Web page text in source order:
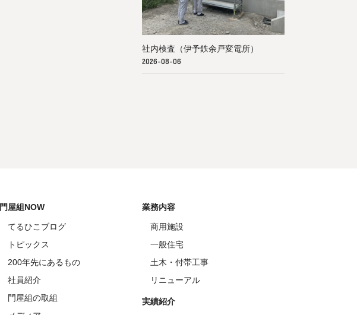
社内検査（伊予鉄余戸変電所）
2026-08-06
門屋組NOW
てるひこブログ
トピックス
200年先にあるもの
社員紹介
門屋組の取組
業務内容
商用施設
一般住宅
土木・付帯工事
リニューアル
実績紹介